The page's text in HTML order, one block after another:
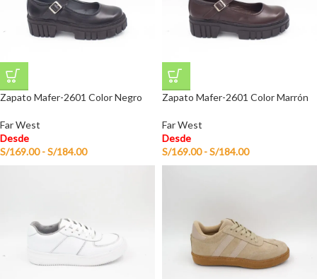
Zapato Mafer-2601 Color Negro
Far West
Desde
S/169.00 -S/184.00
Zapato Mafer-2601 Color Marrón
Far West
Desde
S/169.00 -S/184.00